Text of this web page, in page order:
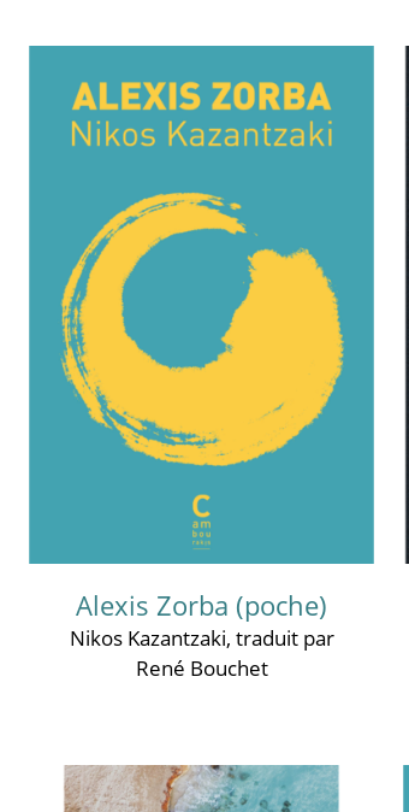
Alexis Zorba (poche)
Nikos Kazantzaki, traduit par
René Bouchet